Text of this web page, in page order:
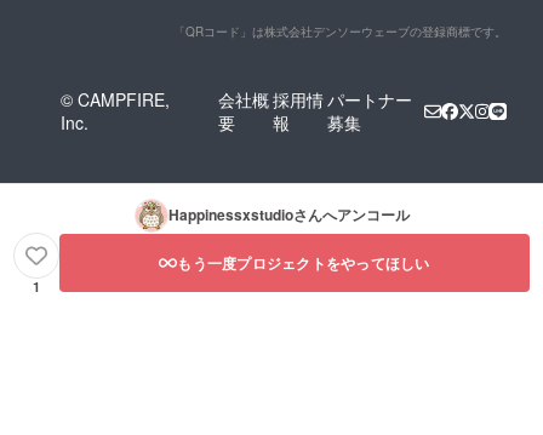
「QRコード」は株式会社デンソーウェーブの登録商標です。
© CAMPFIRE,
Inc.
会社概
要
採用情
報
パートナー
募集
Happinessxstudioさんへアンコール
1
もう一度プロジェクトをやってほしい